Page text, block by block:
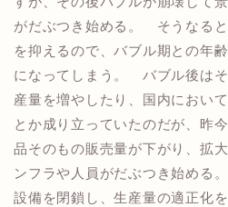
がだぶつき始める。 そうなる
を抑えるので、バブル期との年
になってしまう。 バブル後は
産量を増やしたり、国内におい
とか成り立っていたのだが、昨
品そのもの販売量が下がり、拡
ンフラや人員がだぶつき始める
設備を閉鎖し、生産量の適正化